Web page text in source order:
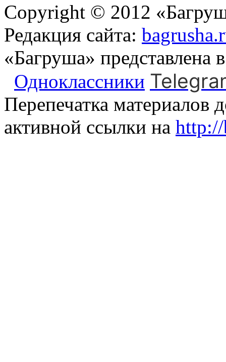
Copyright © 2012
Редакция сайта:
«Багруша» представлена
Одноклассники
Перепечатка материалов
активной ссылки на http://